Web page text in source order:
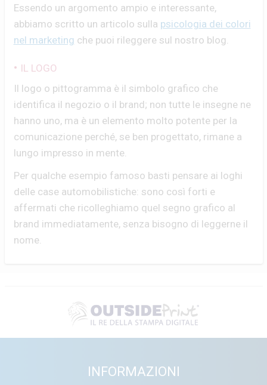
Essendo un argomento ampio e interessante,
abbiamo scritto un articolo sulla psicologia dei colori
nel marketing che puoi rileggere sul nostro blog.
• IL LOGO
Il logo o pittogramma è il simbolo grafico che
identifica il negozio o il brand; non tutte le insegne ne
hanno uno, ma è un elemento molto potente per la
comunicazione perché, se ben progettato, rimane a
lungo impresso in mente.
Per qualche esempio famoso basti pensare ai loghi
delle case automobilistiche: sono così forti e
affermati che ricolleghiamo quel segno grafico al
brand immediatamente, senza bisogno di leggerne il
nome.
INFORMAZIONI